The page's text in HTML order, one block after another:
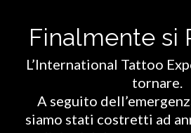
Finalmente si
L’International Tattoo
tornare.
A seguito
siamo stati costretti ad